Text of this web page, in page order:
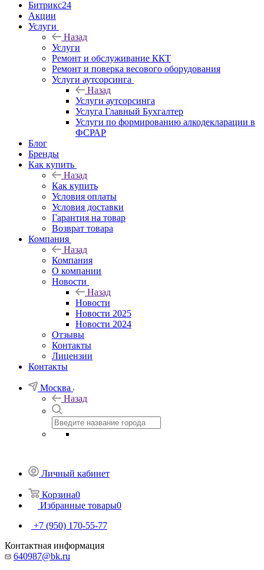
Битрикс24
Акции
Услуги
Назад
Услуги
Ремонт и обслуживание ККТ
Ремонт и поверка весового оборудования
Услуги аутсорсинга
Назад
Услуги аутсорсинга
Услуга Главный Бухгалтер
Услуги по формированию алкодекларации в
ФСРАР
Блог
Бренды
Как купить
Назад
Как купить
Условия оплаты
Условия доставки
Гарантия на товар
Возврат товара
Компания
Назад
Компания
О компании
Новости
Назад
Новости
Новости 2025
Новости 2024
Отзывы
Контакты
Лицензии
Контакты
Москва
Назад
Личный кабинет
Корзина0
Избранные товары0
+7 (950) 170-55-77
Контактная информация
640987@bk.ru